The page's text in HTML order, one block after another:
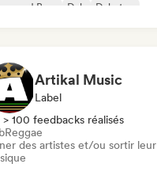
and Bass
Dub
Dubstep
Artikal Music
Label
> 100 feedbacks réalisés
Reggae
des artistes et/ou sortir leur